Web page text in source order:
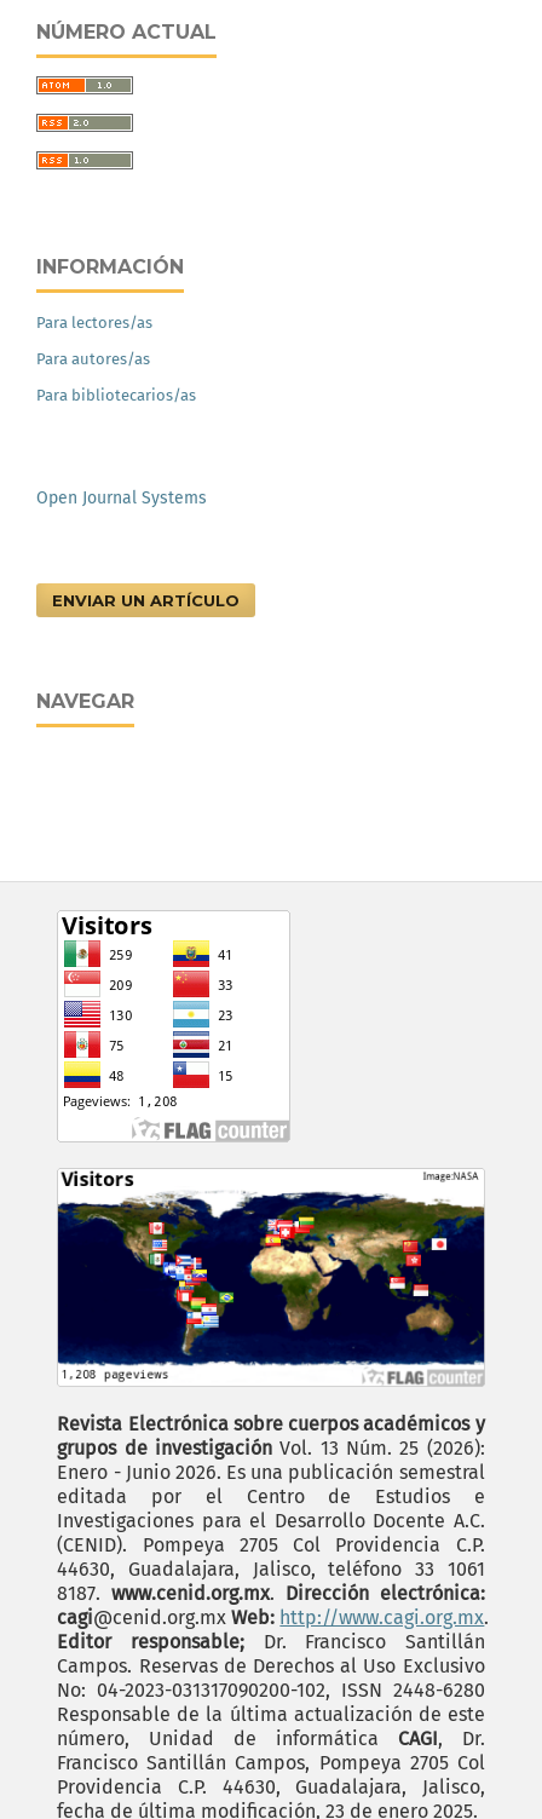
NÚMERO ACTUAL
INFORMACIÓN
Para lectores/as
Para autores/as
Para bibliotecarios/as
Open Journal Systems
ENVIAR UN ARTÍCULO
NAVEGAR
Revista Electrónica sobre cuerpos académicos y
grupos de investigación Vol. 13 Núm. 25 (2026):
Enero - Junio 2026. Es una publicación semestral
editada por el Centro de Estudios e
Investigaciones para el Desarrollo Docente A.C.
(CENID). Pompeya 2705 Col Providencia C.P.
44630, Guadalajara, Jalisco, teléfono 33 1061
8187.www.cenid.org.mx. Dirección electrónica:
cagi@cenid.org.mxWeb: http://www.cagi.org.mx.
Editor responsable;Dr. Francisco Santillán
Campos. Reservas de Derechos al Uso Exclusivo
No: 04-2023-031317090200-102, ISSN 2448-6280
Responsable de la última actualización de este
número, Unidad de informática CAGI, Dr.
Francisco Santillán Campos, Pompeya 2705 Col
Providencia C.P. 44630, Guadalajara, Jalisco,
fecha de última modificación, 23 de enero 2025.